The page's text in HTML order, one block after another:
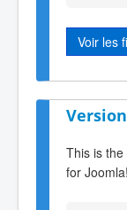
Voir les
This is
for